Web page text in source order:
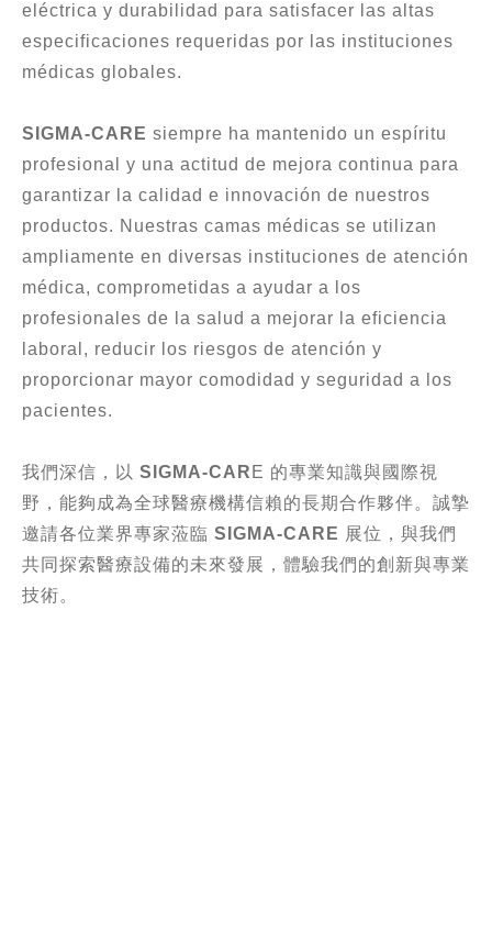
eléctrica y durabilidad para satisfacer las altas
especificaciones requeridas por las instituciones
médicas globales.
SIGMA-CARE siempre ha mantenido un espíritu
profesional y una actitud de mejora continua para
garantizar la calidad e innovación de nuestros
productos. Nuestras camas médicas se utilizan
ampliamente en diversas instituciones de atención
médica, comprometidas a ayudar a los
profesionales de la salud a mejorar la eficiencia
laboral, reducir los riesgos de atención y
proporcionar mayor comodidad y seguridad a los
pacientes.
我們深信，以 SIGMA-CAR E 的專業知識與國際視
野，能夠成為全球醫療機構信賴的長期合作夥伴。誠摯
邀請各位業界專家蒞臨 SIGMA-CARE 展位，與我們
共同探索醫療設備的未來發展，體驗我們的創新與專業
技術。